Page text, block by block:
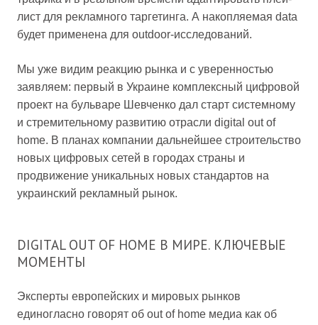
лист для рекламного таргетинга. А накопляемая data
будет применена для outdoor-исследований.
Мы уже видим реакцию рынка и с уверенностью
заявляем: первый в Украине комплексный цифровой
проект на бульваре Шевченко дал старт системному
и стремительному развитию отрасли digital out of
home. В планах компании дальнейшее строительство
новых цифровых сетей в городах страны и
продвижение уникальных новых стандартов на
украинский рекламный рынок.
DIGITAL OUT OF HOME В МИРЕ. КЛЮЧЕВЫЕ
МОМЕНТЫ
Эксперты европейских и мировых рынков
единогласно говорят об out of home медиа как об